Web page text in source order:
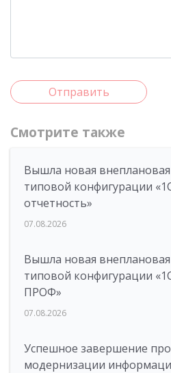
Отправить
Смотрите также
Вышла новая внеплановая
типовой конфигурации
отчетность»
07.08.2026
Вышла новая внеплановая
типовой конфигурации
ПРОФ»
07.08.2026
Успешное завершение
модернизации